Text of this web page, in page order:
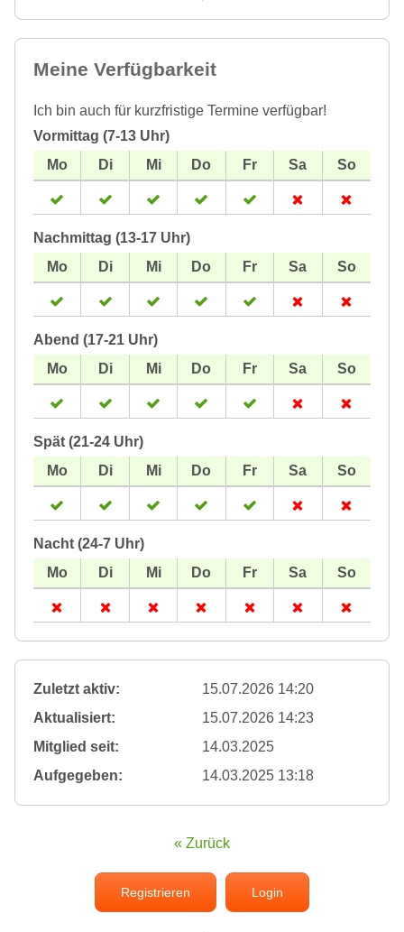
Meine Verfügbarkeit
Ich bin auch für kurzfristige Termine verfügbar!
Vormittag (7-13 Uhr)
Nachmittag (13-17 Uhr)
Abend (17-21 Uhr)
Spät (21-24 Uhr)
Nacht (24-7 Uhr)
Zuletzt aktiv:
15.07.2026 14:20
Aktualisiert:
15.07.2026 14:23
Mitglied seit:
14.03.2025
Aufgegeben:
14.03.2025 13:18
« Zurück
Registrieren Login